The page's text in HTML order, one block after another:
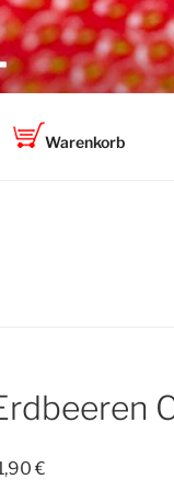
Warenkorb
€